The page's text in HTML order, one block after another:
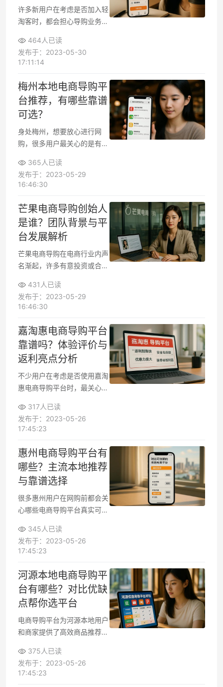
许多新用户在考虑是否加入轻
淘客时，都会担心导购业务的
胜任这类电商推广工作。为了
帮大家判断，本文将从操作门
等核心细节，直观分析轻淘客
导购业务的实际操作体验。
464人已读
发布于：2023-05-30
17:11:14
梅州本地电商导购平
台推荐，有哪些靠谱
可选？
身处梅州，想要放心进行网
购，很多用户最关心的是有哪
自己的选购需求。本文直接梳
理梅州主流电商导购平台的类
适合的平台，也为本地企业或
商家入驻提供决策参考。
365人已读
发布于：2023-05-29
16:46:30
芒果电商导购创始人
是谁？团队背景与平
台发展解析
芒果电商导购在电商行业内声
名渐起，许多有意投资或合作
人与核心团队信息。本文会围
绕“创始人是谁”等焦点，详细
与发展历程。如果你关注过平
台运营方式或行业影响力，这
里也能为你提供实用参考。
431人已读
发布于：2023-05-29
16:46:30
嘉淘惠电商导购平台
靠谱吗？体验评价与
返利亮点分析
不少用户在考虑是否使用嘉淘
惠电商导购平台时，最关心的
策的真实效果。嘉淘惠以“购
物返利”为核心卖点，吸引了
但在决定加入或推荐之前，很
多人还会关注平台的安全性、
返利到账速度及和其他导购平
台的差异。
317人已读
发布于：2023-05-26
17:45:23
惠州电商导购平台有
哪些？主流本地推荐
与靠谱选择
很多惠州用户在网购前都会关
心哪些电商导购平台真实可
销、比价信息与优质推荐。面
对琳琅满目的导购平台，如何
台，成为许多人关注的实用问
题。
345人已读
发布于：2023-05-26
17:45:23
河源本地电商导购平
台有哪些？对比优缺
点帮你选平台
电商导购平台为河源本地用户
和商家提供了高效商品推荐与
望在购买时获得更全面的商品
信息和专属折扣，而商家也想
375人已读
发布于：2023-05-26
17:45:23